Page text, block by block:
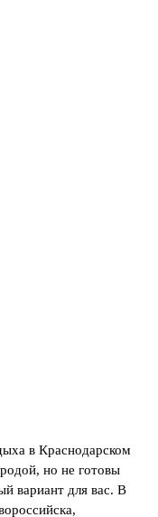
в Краснодарском
но не готовы
вариант для вас. В